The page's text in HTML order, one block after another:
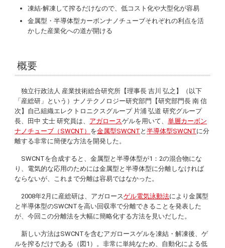
凍結-解凍して搾るだけなので、低コスト化や大型化が容易
金属型・半導体型カーボンナノチューブそれぞれの利点を活
かした産業化への道が開ける
概要
独立行政法人 産業技術総合研究所【理事長 吉川 弘之】（以下
「産総研」という）ナノテクノロジー研究部門【研究部門長 南 信
次】自己組織エレクトロニクスグループ 片浦 弘道 研究グループ
長、田中 丈士 研究員は、 アガロースゲルを用いて、単層カーボン
ナノチューブ（SWCNT） を金属型SWCNT と半導体型SWCNTに分
離する非常に簡便な方法を開発した。
SWCNTを合成すると、金属型と半導体型が1：2の混合物にな
り、電気的な応用のためには金属型と半導体型に分離しなければ
ならないが、これまで分離は容易ではなかった。
2008年2月に産総研は、アガロースゲル電気泳動法により金属型
と半導体型のSWCNTを高い回収率で分離できることを発表した
が、今回この分離法を大幅に簡略化する方法を見いだした。
新しい方法はSWCNTを含むアガロースゲルを凍結・解凍後、ゲ
ルを搾るだけである（図1）。非常に単純なため、自動化による低